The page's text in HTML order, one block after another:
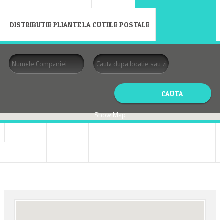
DISTRIBUTIE PLIANTE LA CUTIILE POSTALE
Show Map